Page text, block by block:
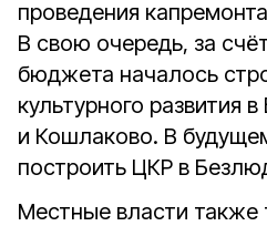
проведения
В свою очередь, за
бюджета началось
культурного развития
и Кошлаково. В
построить ЦКР в
Местные власти также